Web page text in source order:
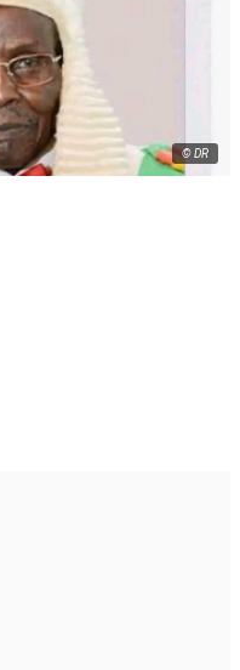
© DR